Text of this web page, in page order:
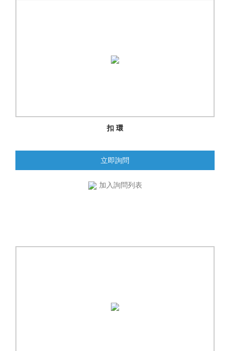
扣 環
立即詢問
加入詢問列表